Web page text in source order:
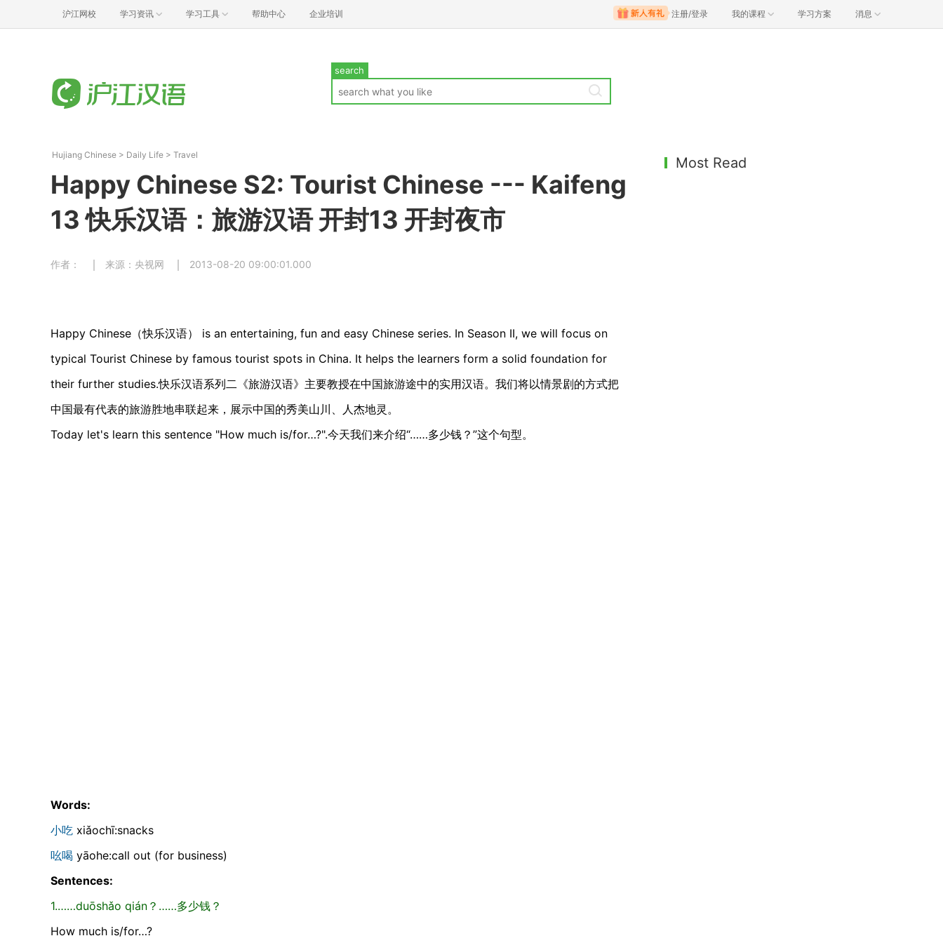
沪江网校 学习资讯 学习工具 帮助中心 企业培训 注册/登录 我的课程 学习方案 消息
search
Hujiang Chinese > Daily Life > Travel
Happy Chinese S2: Tourist Chinese --- Kaifeng
13 快乐汉语：旅游汉语 开封13 开封夜市
作者： 来源：央视网 2013-08-20 09:00:01.000
Happy Chinese（快乐汉语） is an entertaining, fun and easy Chinese series. In Season II, we will focus on
typical Tourist Chinese by famous tourist spots in China. It helps the learners form a solid foundation for
their further studies.快乐汉语系列二《旅游汉语》主要教授在中国旅游途中的实用汉语。我们将以情景剧的方式把
中国最有代表的旅游胜地串联起来，展示中国的秀美山川、人杰地灵。
Today let's learn this sentence "How much is/for…?".今天我们来介绍“……多少钱？”这个句型。
Words:
小吃 xiǎochī:snacks
吆喝 yāohe:call out (for business)
Sentences:
1.……duōshǎo qián？……多少钱？
How much is/for…?
Most Read